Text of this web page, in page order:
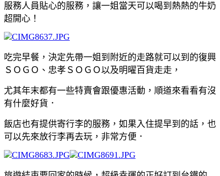
服務人員貼心的服務，讓一姐當天可以喝到熱熱的牛奶
超開心！
吃完早餐，決定先帶一姐到附近的走路就可以到的復興
ＳＯＧＯ、忠孝ＳＯＧＯ以及明曜百貨走走，
尤其年末都有一些特賣會跟優惠活動，順道來看看有沒
有什麼好貨．
飯店也有提供寄行李的服務，如果入住提早到的話，也
可以先來放行李再去玩，非常方便．